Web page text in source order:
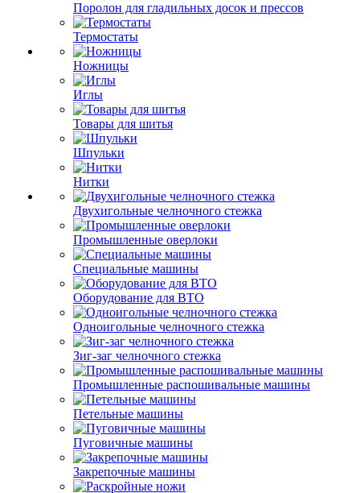
Поролон для гладильных досок и прессов
Термостаты
Ножницы
Иглы
Товары для шитья
Шпульки
Нитки
Двухигольные челночного стежка
Промышленные оверлоки
Специальные машины
Оборудование для ВТО
Одноигольные челночного стежка
Зиг-заг челночного стежка
Промышленные распошивальные машины
Петельные машины
Пуговичные машины
Закрепочные машины